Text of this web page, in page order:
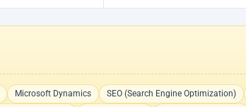
Microsoft Dynamics SEO (Search Engine Optimization)